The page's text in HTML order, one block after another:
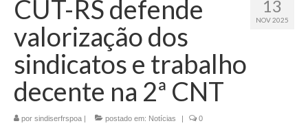
13
NOV 2025
CUT-RS defende
valorização dos
sindicatos e trabalho
decente na 2ª CNT
por sindiserfrspoa | postado em: Notícias | 0